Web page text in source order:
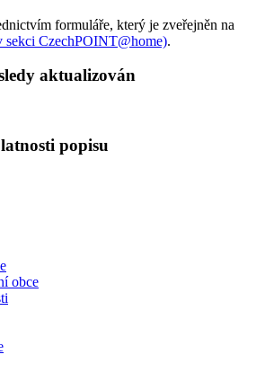
formuláře, který je zveřejněn na
sekci CzechPOINT@home).
aktualizován
popisu
obce